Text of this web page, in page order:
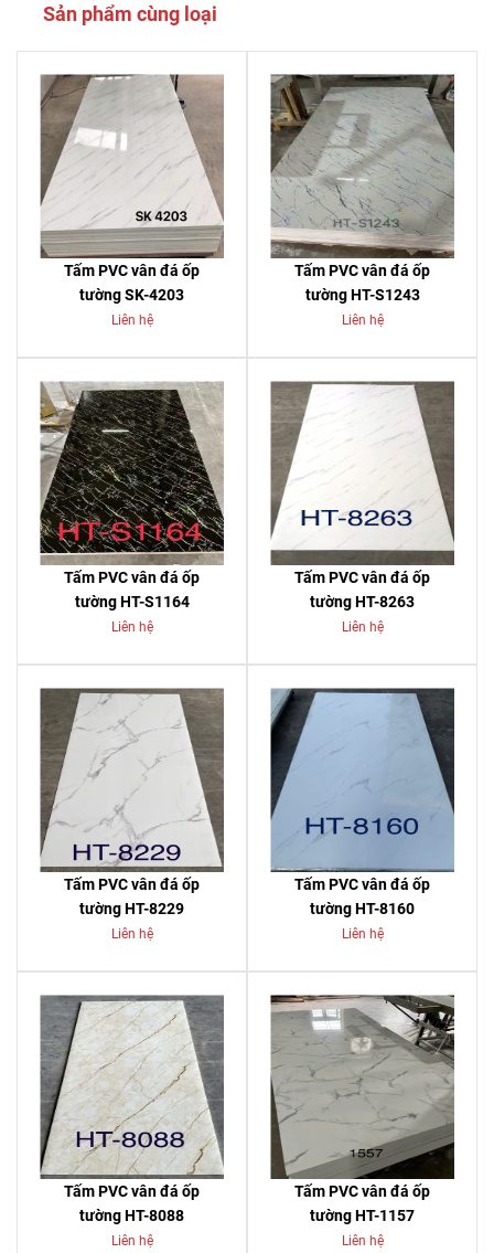
Sản phẩm cùng loại
Tấm PVC vân đá ốp
tường SK-4203
Liên hệ
Tấm PVC vân đá ốp
tường HT-S1243
Liên hệ
Tấm PVC vân đá ốp
tường HT-S1164
Liên hệ
Tấm PVC vân đá ốp
tường HT-8263
Liên hệ
Tấm PVC vân đá ốp
tường HT-8229
Liên hệ
Tấm PVC vân đá ốp
tường HT-8160
Liên hệ
Tấm PVC vân đá ốp
tường HT-8088
Liên hệ
Tấm PVC vân đá ốp
tường HT-1157
Liên hệ